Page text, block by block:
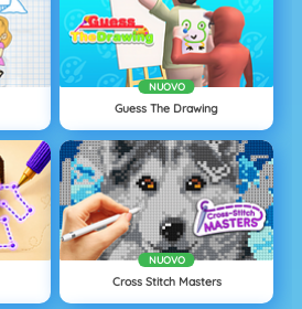
NUOVO
Guess The Drawing
NUOVO
Cross Stitch Masters